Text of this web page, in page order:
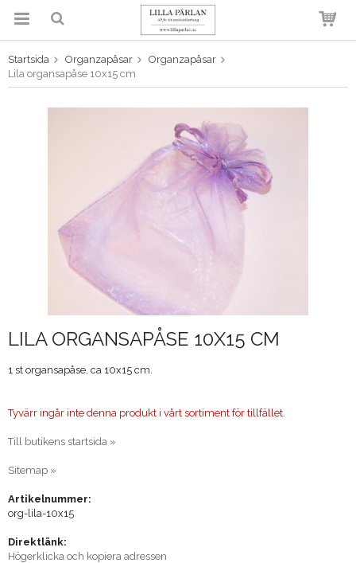
Produkten har blivit tillagd i
Startsida Organzapåsar
Organzapåsar
Lila organsapåse 10x15 cm
LILA ORGANSAPÅSE 10X15 CM
1 st organsapåse, ca 10x15 cm.
Tyvärr ingår inte denna produkt i vårt sortiment för tillfället.
Till butikens startsida »
Sitemap »
Artikelnummer:
org-lila-10x15
Direktlänk:
Högerklicka och kopiera adressen